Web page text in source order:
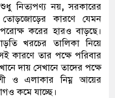
নিত্যপণ্য নয়,সরকারের
তোড়জোড়ের কারণে যেমন
করের হারও বাড়ছে।
খরচের তালিকা নিয়ে
কারণে তার পক্ষে পরিবার
দায় সেখানে তাদের পক্ষে
ও এলাকার নিম্ন আয়ের
কমে যাচ্ছে।